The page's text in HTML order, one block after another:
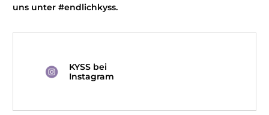
uns unter #endlichkyss.
KYSS bei
Instagram